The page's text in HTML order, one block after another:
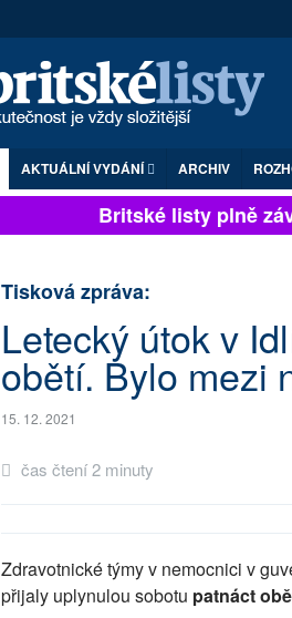
AKTUÁLNÍ VYDÁNÍ ARCHIV
Britské listy plně
Tisková zpráva:
Letecký útok v
obětí. Bylo mezi
15. 12. 2021
čas čtení 2 minuty
Zdravotnické týmy v nemocnici v
přijaly uplynulou sobotu patnáct